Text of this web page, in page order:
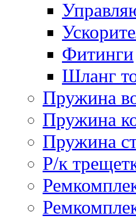
Фитинги
Шланг
Пружина
Пружина
Пружина
Р/к